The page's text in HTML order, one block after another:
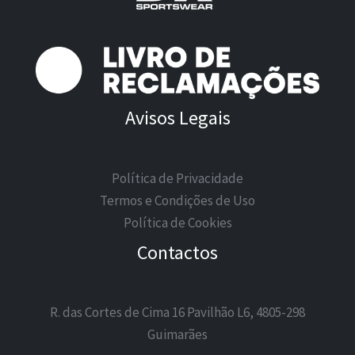
Avisos Legais
Política de Privacidade
Termos e Condições de Uso
Política de Cookies
Contactos
R. das Cortes de Cima 16 Pavilhão L6, 4805-298
Guimarães